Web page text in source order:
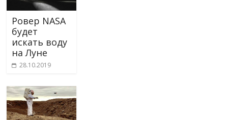
Ровер NASA
будет
искать воду
на Луне
28.10.2019